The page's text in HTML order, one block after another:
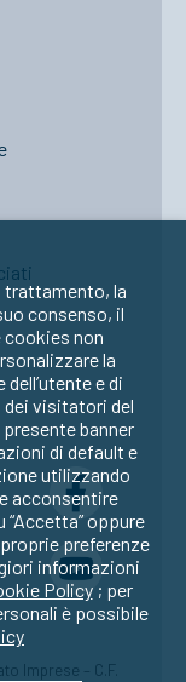
Imprese – C.F.
trattamento, la
consenso, il
non
la
e di
dei visitatori del
banner
di default e
utilizzando
acconsentire
oppure
preferenze
informazioni
Policy; per
è possibile